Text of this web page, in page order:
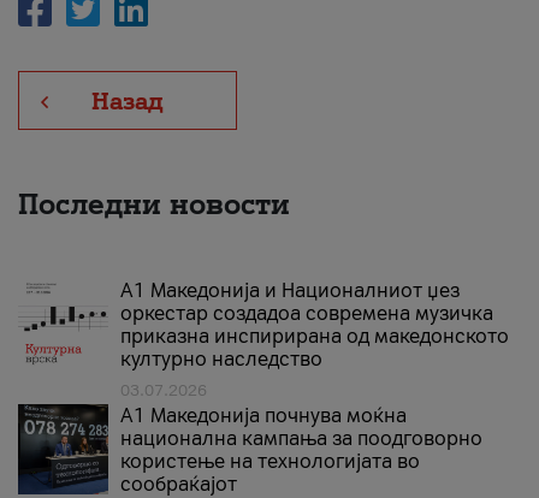
Назад
Последни новости
А1 Македонија и Националниот џез
оркестар создадоа современа музичка
приказна инспирирана од македонското
културно наследство
03.07.2026
A1 Македонија почнува моќна
национална кампања за поодговорно
користење на технологијата во
сообраќајот